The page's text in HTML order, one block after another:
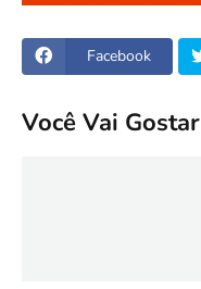
Facebook
Você Vai Gostar